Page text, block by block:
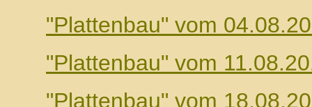
"Plattenbau" vom
"Plattenbau" vom
"Plattenbau" vom